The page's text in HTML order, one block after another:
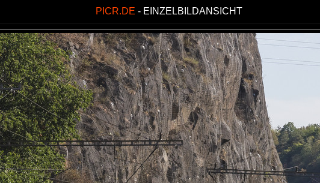
PICR.DE - EINZELBILDANSICHT